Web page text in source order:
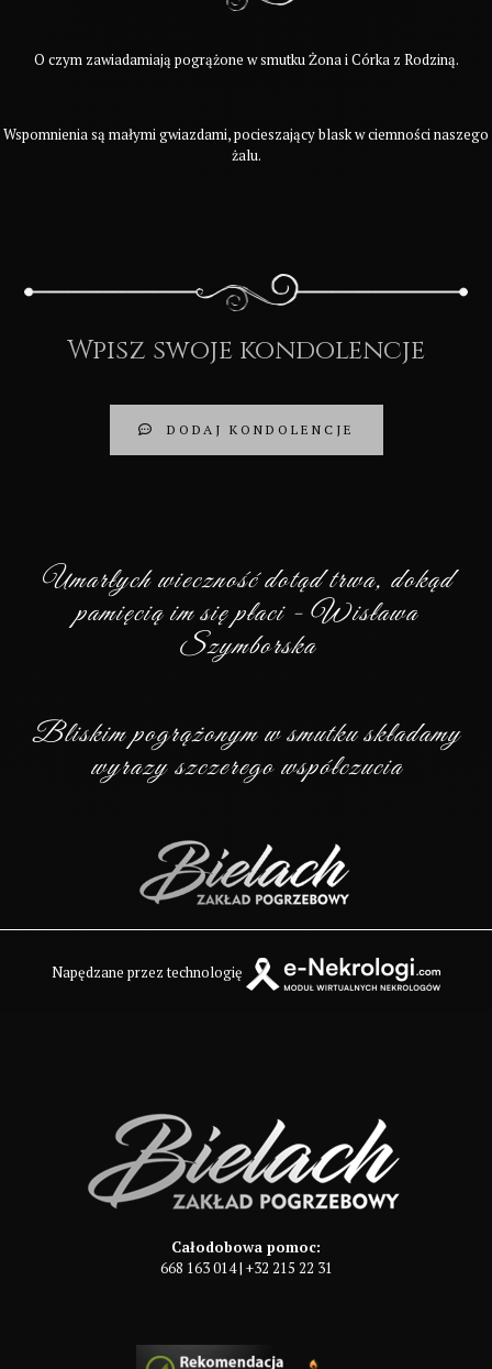
O czym zawiadamiają pogrążone w smutku Żona i Córka z Rodziną.
Wspomnienia są małymi gwiazdami, pocieszający blask w ciemności naszego
żalu.
Wpisz swoje kondolencje
DODAJ KONDOLENCJE
Umarłych wieczność dotąd trwa, dokąd
pamięcią im się płaci - Wisława
Szymborska
Bliskim pogrążonym w smutku składamy
wyrazy szczerego współczucia
Napędzane przez technologię
Całodobowa pomoc:
668 163 014| +32 215 22 31